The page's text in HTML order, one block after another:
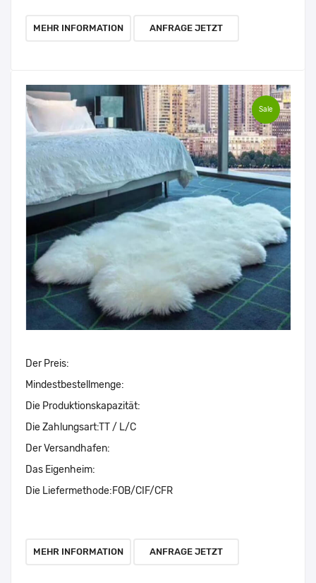
MEHR INFORMATION ANFRAGE JETZT
Sale
Der Preis:
Mindestbestellmenge:
Die Produktionskapazität:
Die Zahlungsart:TT / L/C
Der Versandhafen:
Das Eigenheim:
Die Liefermethode:FOB/CIF/CFR
MEHR INFORMATION ANFRAGE JETZT